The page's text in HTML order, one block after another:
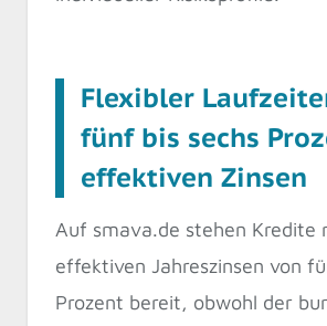
Flexibler
fünf bis sechs
effektiven Zinsen
Auf smava.de stehen Kredite
effektiven Jahreszinsen von
Prozent bereit, obwohl der